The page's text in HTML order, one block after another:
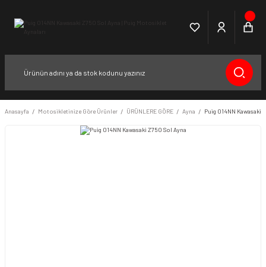
Anasayfa Motosikletinize Göre Ürünler ÜRÜNLERE GÖRE Ayna Puig 014NN Kawasaki